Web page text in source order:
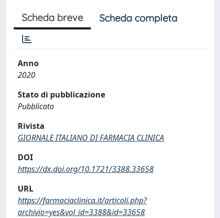
Scheda breve Scheda completa
Anno
2020
Stato di pubblicazione
Pubblicato
Rivista
GIORNALE ITALIANO DI FARMACIA CLINICA
DOI
https://dx.doi.org/10.1721/3388.33658
URL
https://farmaciaclinica.it/articoli.php?
archivio=yes&vol_id=3388&id=33658